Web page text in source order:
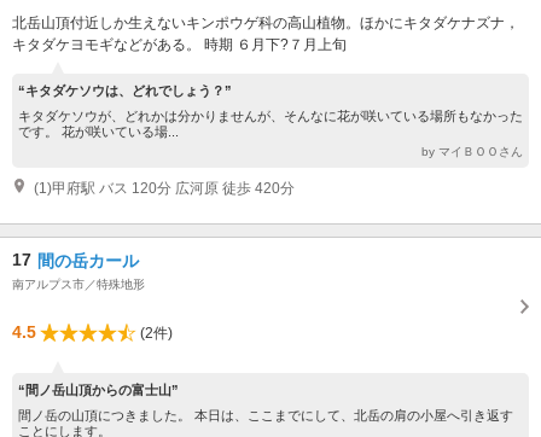
北岳山頂付近しか生えないキンポウゲ科の高山植物。ほかにキタダケナズナ，
キタダケヨモギなどがある。 時期 ６月下?７月上旬
“キタダケソウは、どれでしょう？”
キタダケソウが、どれかは分かりませんが、そんなに花が咲いている場所もなかった
です。 花が咲いている場...
by マイＢＯＯさん
(1)甲府駅 バス 120分 広河原 徒歩 420分
17 間の岳カール
南アルプス市／特殊地形
4.5 (2件)
“間ノ岳山頂からの富士山”
間ノ岳の山頂につきました。 本日は、ここまでにして、北岳の肩の小屋へ引き返す
ことにします。